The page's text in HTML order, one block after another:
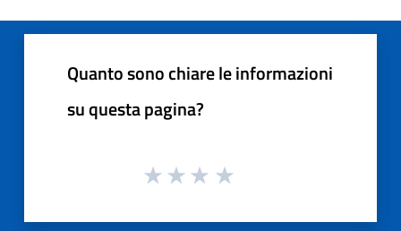
Quanto sono chiare le informazioni
su questa pagina?